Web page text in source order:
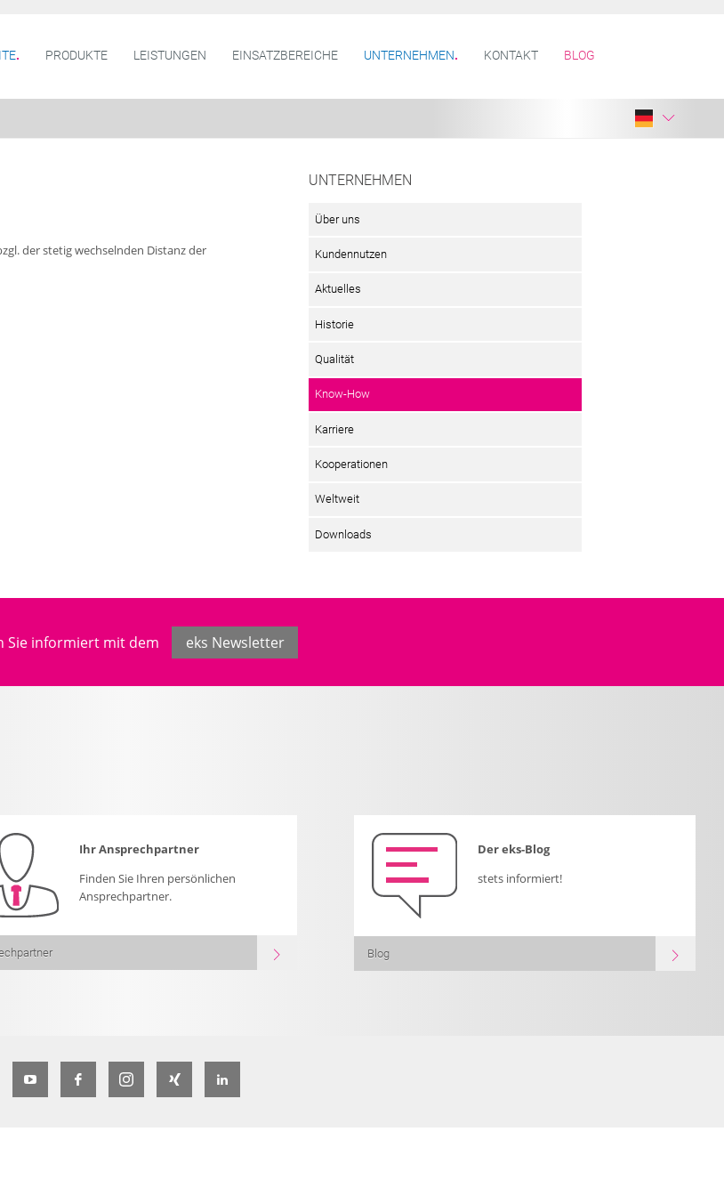
PRODUKTE LEISTUNGEN EINSATZBEREICHE UNTERNEHMEN KONTAKT BLOG
der stetig wechselnden Distanz der
UNTERNEHMEN
Über uns
Kundennutzen
Aktuelles
Historie
Qualität
Know-How
Karriere
Kooperationen
Weltweit
Downloads
Sie informiert mit dem eks Newsletter
Ihr Ansprechpartner
Finden Sie Ihren persönlichen
Ansprechpartner.
Der eks-Blog
stets informiert!
Blog